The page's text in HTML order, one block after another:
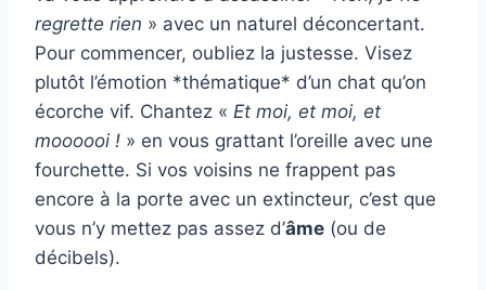
regrette rien » avec un naturel déconcertant.
Pour commencer, oubliez la justesse. Visez
plutôt l’émotion *thématique* d’un chat qu’on
écorche vif. Chantez « Et moi, et moi, et
moooooi ! » en vous grattant l’oreille avec une
fourchette. Si vos voisins ne frappent pas
encore à la porte avec un extincteur, c’est que
vous n’y mettez pas assez d’âme (ou de
décibels).